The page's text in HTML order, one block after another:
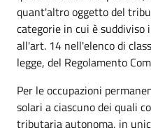
quant'altro oggetto del
categorie in cui è suddiviso
all'art. 14 nell'elenco di
legge, del Regolamento
Per le occupazioni
solari a ciascuno dei quali
tributaria autonoma, in